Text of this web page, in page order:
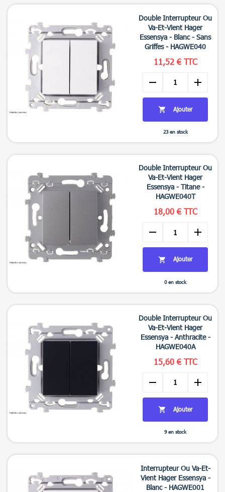
Aperçu rapide

Double Interrupteur Ou
Va-Et-Vient Hager
Essensya - Blanc - Sans
Griffes - HAGWE040
11,52 € TTC
remove add
 Ajouter
23 en stock

Double Interrupteur Ou
Va-Et-Vient Hager
Essensya - Titane -
HAGWE040T
18,00 € TTC
remove add
 Ajouter
0 en stock
Aperçu rapide
Double Interrupteur Ou
Va-Et-Vient Hager
Essensya - Anthracite -
HAGWE040A
15,60 € TTC
remove add
 Ajouter
9 en stock
Interrupteur Ou Va-Et-
Vient Hager Essensya -
Blanc - HAGWE001